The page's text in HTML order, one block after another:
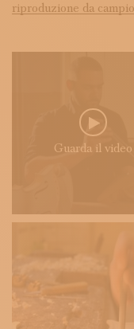
riproduzione da
Guarda il video